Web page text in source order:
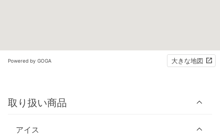
Powered by GOGA 大きな地図
取り扱い商品
アイス